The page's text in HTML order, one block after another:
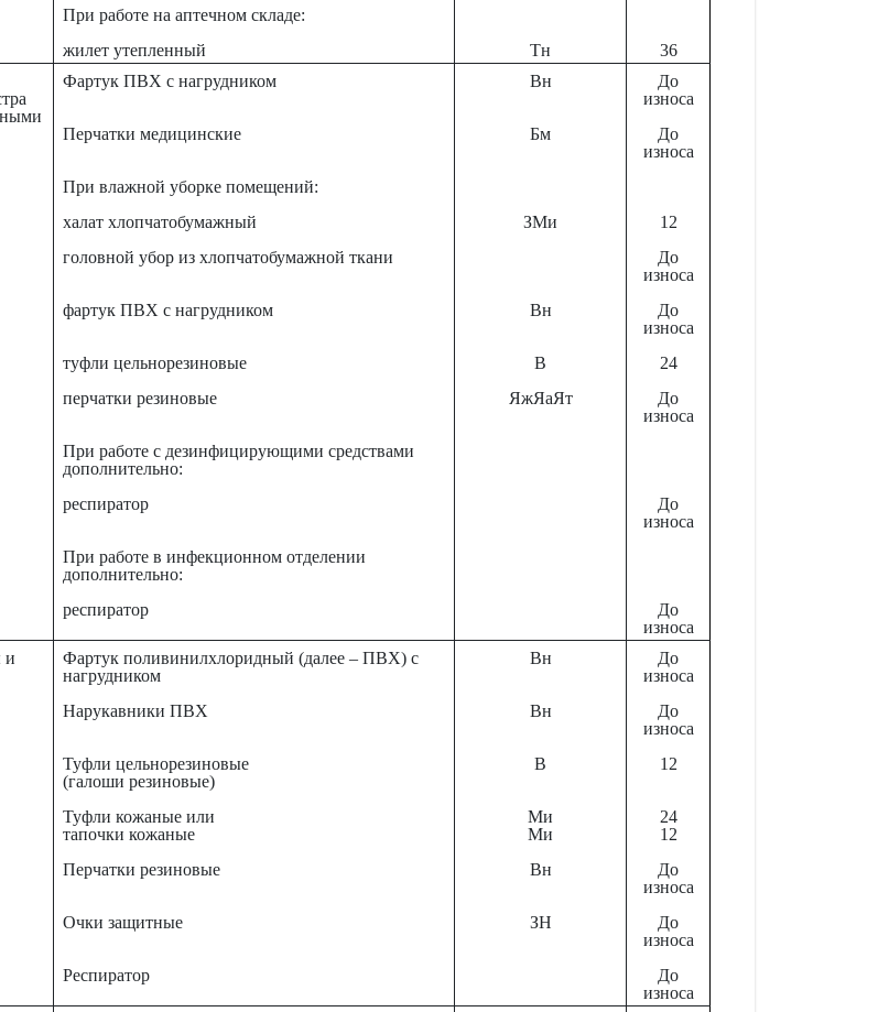
При работе на аптечном складе:
жилет утепленный
Тн
36
Фартук ПВХ с нагрудником Вн
До
износа
Перчатки медицинские
Бм
До
износа
При влажной уборке помещений:
халат хлопчатобумажный
ЗМи
12
головной убор из хлопчатобумажной ткани
До
износа
фартук ПВХ с нагрудником
Вн
До
износа
туфли цельнорезиновые
В
24
перчатки резиновые
ЯжЯаЯт
До
износа
При работе с дезинфицирующими средствами
дополнительно:
респиратор
До
износа
При работе в инфекционном отделении
дополнительно:
респиратор
До
износа
и
Фартук поливинилхлоридный (далее – ПВХ) с
нагрудником
Вн
До
износа
Нарукавники ПВХ
Вн
До
износа
Туфли цельнорезиновые
(галоши резиновые)
В 12
Туфли кожаные или
тапочки кожаные
Ми
Ми
24
12
Перчатки резиновые
Вн
До
износа
Очки защитные
ЗН
До
износа
Респиратор
До
износа